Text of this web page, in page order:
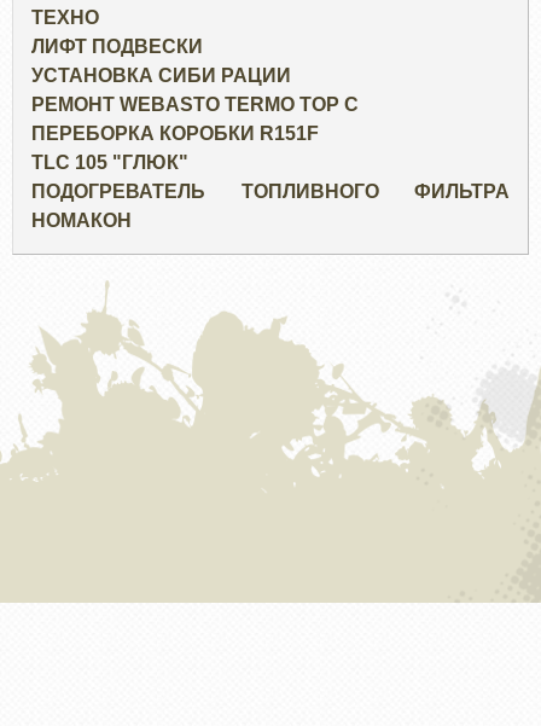
ТЕХНО
ЛИФТ ПОДВЕСКИ
УСТАНОВКА СИБИ РАЦИИ
РЕМОНТ WEBASTO TERMO TOP C
ПЕРЕБОРКА КОРОБКИ R151F
TLC 105 "ГЛЮК"
ПОДОГРЕВАТЕЛЬ ТОПЛИВНОГО ФИЛЬТРА
НОМАКОН